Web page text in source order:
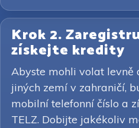
Krok 2.
získejte kredity
Abyste mohli volat levně
jiných zemí v zahraničí,
mobilní telefonní číslo a
TELZ. Dobijte jakékoliv